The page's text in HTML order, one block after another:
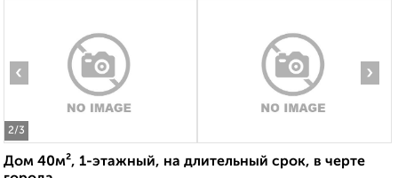
2/3
‹ ›
Дом 40м², 1-этажный, на длительный срок, в черте